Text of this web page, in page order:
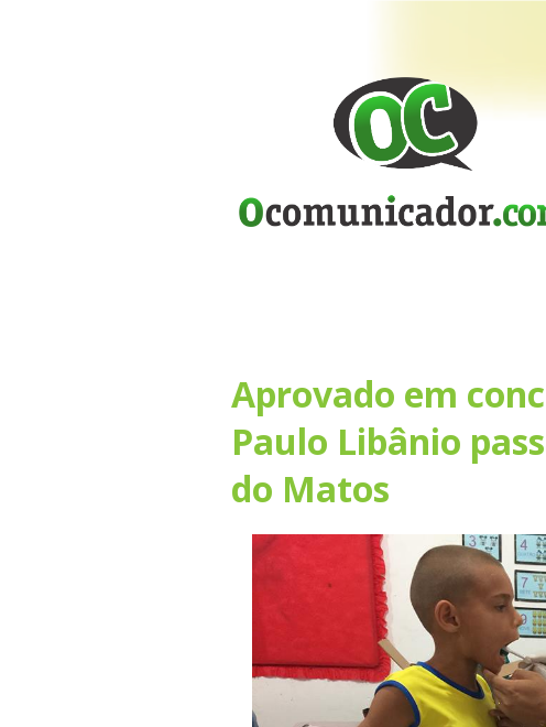
Aprovado em
Paulo Libânio
do Matos